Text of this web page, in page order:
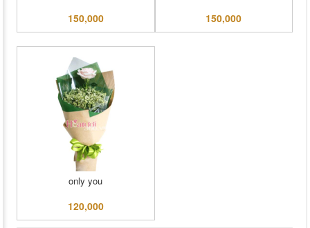
150,000 150,000
only you
120,000